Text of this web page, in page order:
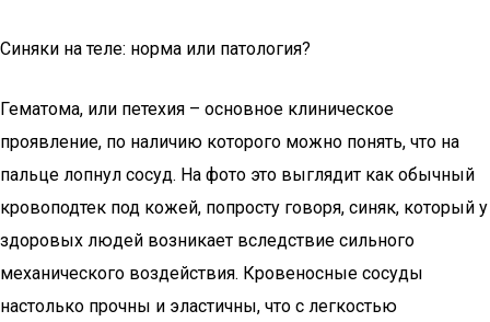
Синяки на теле: норма или патология?
Гематома, или петехия – основное клиническое
проявление, по наличию которого можно понять, что на
пальце лопнул сосуд. На фото это выглядит как обычный
кровоподтек под кожей, попросту говоря, синяк, который у
здоровых людей возникает вследствие сильного
механического воздействия. Кровеносные сосуды
настолько прочны и эластичны, что с легкостью